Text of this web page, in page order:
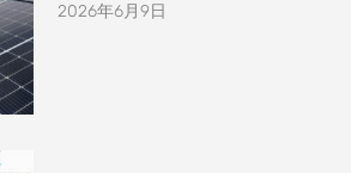
2026年6月9日